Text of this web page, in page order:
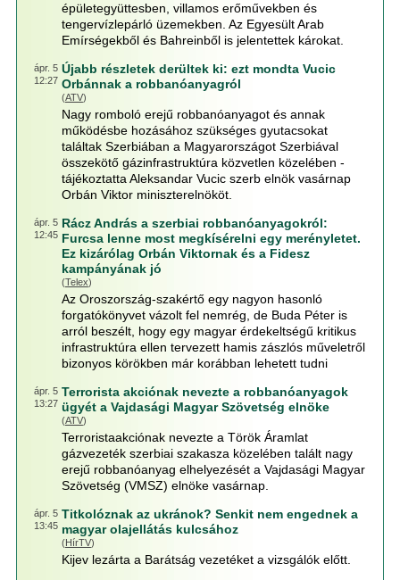
épületegyüttesben, villamos erőművekben és
tengervízlepárló üzemekben. Az Egyesült Arab
Emírségekből és Bahreinből is jelentettek károkat.
ápr. 5
12:27
Újabb részletek derültek ki: ezt mondta Vucic
Orbánnak a robbanóanyagról
(ATV)
Nagy romboló erejű robbanóanyagot és annak
működésbe hozásához szükséges gyutacsokat
találtak Szerbiában a Magyarországot Szerbiával
összekötő gázinfrastruktúra közvetlen közelében -
tájékoztatta Aleksandar Vucic szerb elnök vasárnap
Orbán Viktor miniszterelnököt.
ápr. 5
12:45
Rácz András a szerbiai robbanóanyagokról:
Furcsa lenne most megkísérelni egy merényletet.
Ez kizárólag Orbán Viktornak és a Fidesz
kampányának jó
(Telex)
Az Oroszország-szakértő egy nagyon hasonló
forgatókönyvet vázolt fel nemrég, de Buda Péter is
arról beszélt, hogy egy magyar érdekeltségű kritikus
infrastruktúra ellen tervezett hamis zászlós műveletről
bizonyos körökben már korábban lehetett tudni
ápr. 5
13:27
Terrorista akciónak nevezte a robbanóanyagok
ügyét a Vajdasági Magyar Szövetség elnöke
(ATV)
Terroristaakciónak nevezte a Török Áramlat
gázvezeték szerbiai szakasza közelében talált nagy
erejű robbanóanyag elhelyezését a Vajdasági Magyar
Szövetség (VMSZ) elnöke vasárnap.
ápr. 5
13:45
Titkolóznak az ukránok? Senkit nem engednek a
magyar olajellátás kulcsához
(HírTV)
Kijev lezárta a Barátság vezetéket a vizsgálók előtt.